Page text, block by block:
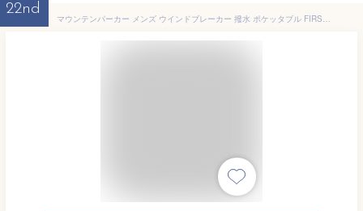
22nd
マウンテンパーカー メンズ ウインドブレーカー 撥水 ポケッタブル FIRST DOWN 防風 透湿 防花粉 UV対策 【RE4-1109】 送料無料 通販A3